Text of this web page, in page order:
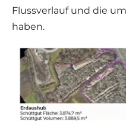
Flussverlauf und die
haben.